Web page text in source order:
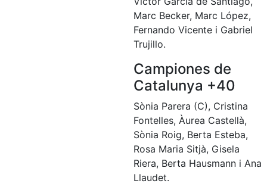
Marc Becker, Marc López,
Fernando Vicente i Gabriel
Trujillo.
Campiones de
Catalunya +40
Sònia Parera (C), Cristina
Fontelles, Àurea Castellà,
Sònia Roig, Berta Esteba,
Rosa Maria Sitjà, Gisela
Riera, Berta Hausmann i Ana
Llaudet.